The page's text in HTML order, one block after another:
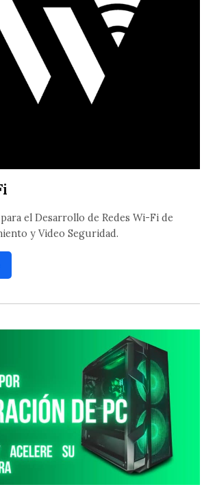
el Desarrollo de Redes Wi-Fi de
y Video Seguridad.